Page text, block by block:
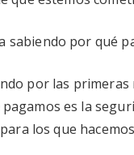
sabiendo por qué
por las
es la
los que